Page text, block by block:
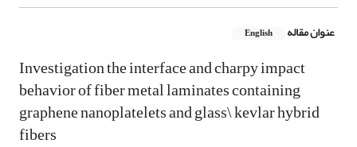
عنوان مقاله English
Investigation the interface and charpy impact
behavior of fiber metal laminates containing
graphene nanoplatelets and glass\ kevlar hybrid
fibers